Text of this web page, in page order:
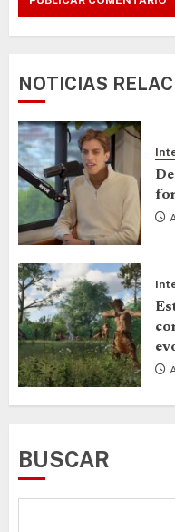
NOTICIAS
BUSCAR